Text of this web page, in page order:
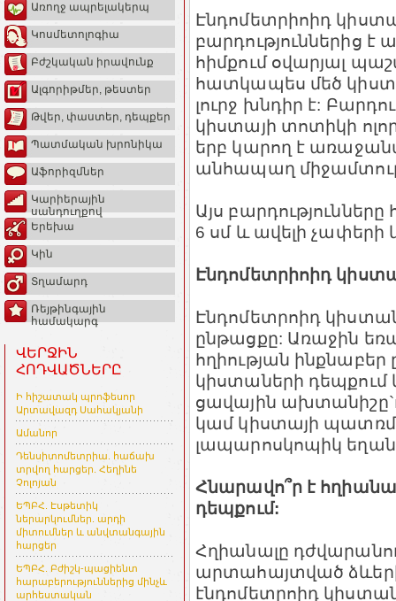
Առողջ ապրելակերպ
Կոսմետոլոգիա
Բժշկական իրավունք
Ալգորիթմեր, թեստեր
Թվեր, փաստեր, դեպքեր
Պատմական խրոնիկա
Աֆորիզմներ
Կարիերային
սանդուղքով
Երեխա
Կին
Տղամարդ
Ռեյթինգային
համակարգ
ՎԵՐՋԻՆ
ՀՈԴՎԱԾՆԵՐԸ
Ի հիշատակ պրոֆեսոր
Արտավազդ Սահակյանի
Ամանոր
Դենսիտոմետրիա. հաճախ
տրվող հարցեր. Հեղինե
Չոլոյան
ԵՊԲՀ. Էսթետիկ
ներարկումներ. արդի
միտումներ և անվտանգային
հարցեր
ԵՊԲՀ. Բժիշկ-պացիենտ
հարաբերություններից մինչև
արհեստական
Էնդոմետրիոիդ
բարդություններից է
հիմքում օվարյալ
հատկապես մեծ
լուրջ խնդիր է:
կիստայի տոտիկի
երբ կարող է
անհապաղ
Այս
6 սմ և ավելի չափերի
Էնդոմետրիոիդ
Էնդոմետրոիդ
ընթացքը: Առաջին
հղիության
կիստաների դեպքում
ցավային
կամ կիստայի
լապարոսկոպիկ
Հնարավո՞ր է
դեպքում:
Հղիանալը
արտահայտված
էնդոմետրոիդ